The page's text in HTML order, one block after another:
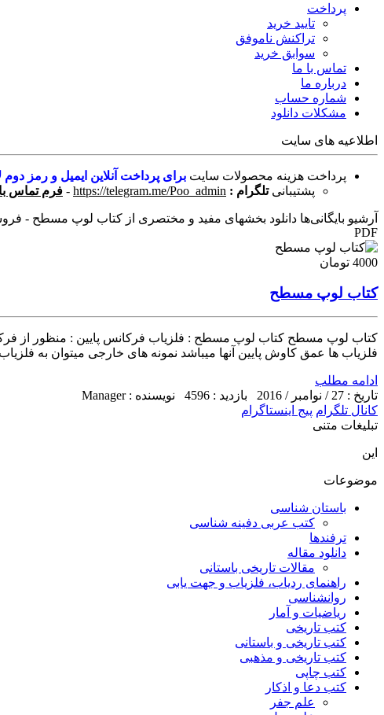
پرداخت
تایید خرید
تراکنش ناموفق
سوابق خرید
تماس با ما
درباره ما
شماره حساب
مشکلات دانلود
اطلاعیه های سایت
پرداخت هزینه محصولات سایت برای پرداخت آنلاین ایمیل و رمز دوم
پشتیبانی تلگرام : https://telegram.me/Poo_admin
- فرم تماس
آرشیو بایگانی‌ها دانلود بخشهای مفید و مختصری از کتاب لوپ مسطح -
PDF
4000 تومان
کتاب لوپ مسطح
فلزیاب ها عمق کاوش پایین آنها میباشد نمونه های خارجی میتوان به
ادامه مطلب
تاریخ : 27 / نوامبر / 2016
بازدید : 4596
نویسنده : Manager
کانال تلگرام پیج اینستاگرام
تبلیغات متنی
این
موضوعات
باستان شناسی
کتب عربی دفینه شناسی
ترفندها
دانلود مقاله
مقالات تاریخی باستانی
راهنمای ردیاب، فلزیاب و جهت یابی
روانشناسی
ریاضیات و آمار
کتب تاریخی
کتب تاریخی و باستانی
کتب تاریخی و مذهبی
کتب چاپی
کتب دعا و اذکار
علم جفر